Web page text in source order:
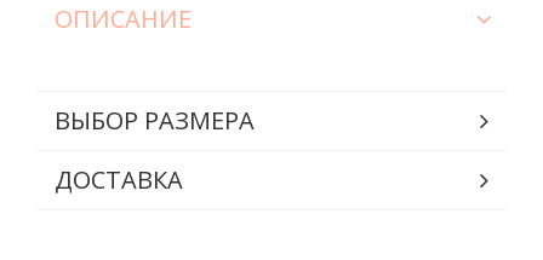
ОПИСАНИЕ
ВЫБОР РАЗМЕРА
ДОСТАВКА